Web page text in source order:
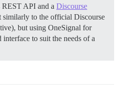
REST API and a Discourse
similarly to the official Discourse
but using OneSignal for
to suit the needs of a